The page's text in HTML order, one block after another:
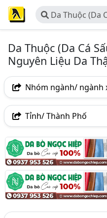
Da Thuộc (Da
Trâu, Dê,..) -
Da Thuộc (Da Cá
Nguyên Liệu Da
Nhóm ngành/ ngành
Ngành nghề
Da Thật (63)
Ngành xem thêm
May Mặc - Nguyên, Phụ
Đồ Da (Ví Da, Túi Cặp Da,
Tỉnh/ Thành Phố
Hà Nội TP. Hồ Chí Minh
Bình Dương
Hưng Yên
Hải Dương